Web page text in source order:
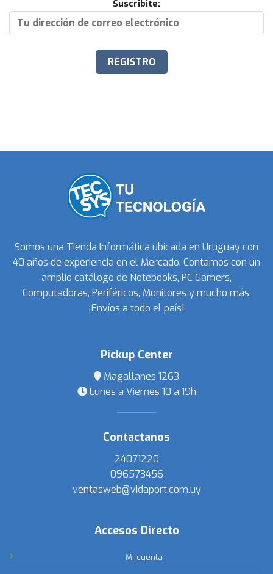
Suscribite:
Somos una Tienda Informática ubicada en Uruguay con
40 años de experiencia en el Mercado. Contamos con un
amplio catálogo de Notebooks, PC Gamers,
Computadoras, Periféricos, Monitores y mucho más.
¡Envíos a todo el país!
Pickup Center
Magallanes 1263
Lunes a Viernes 10 a 19h
Contactanos
24071220
096573456
ventasweb@vidaport.com.uy
Accesos Directo
Mi cuenta